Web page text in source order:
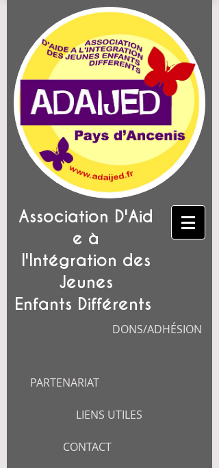
Association D'Aid
e à
l'Intégration des
Jeunes
Enfants Différents
DONS/ADHÉSION
PARTENARIAT
LIENS UTILES
CONTACT